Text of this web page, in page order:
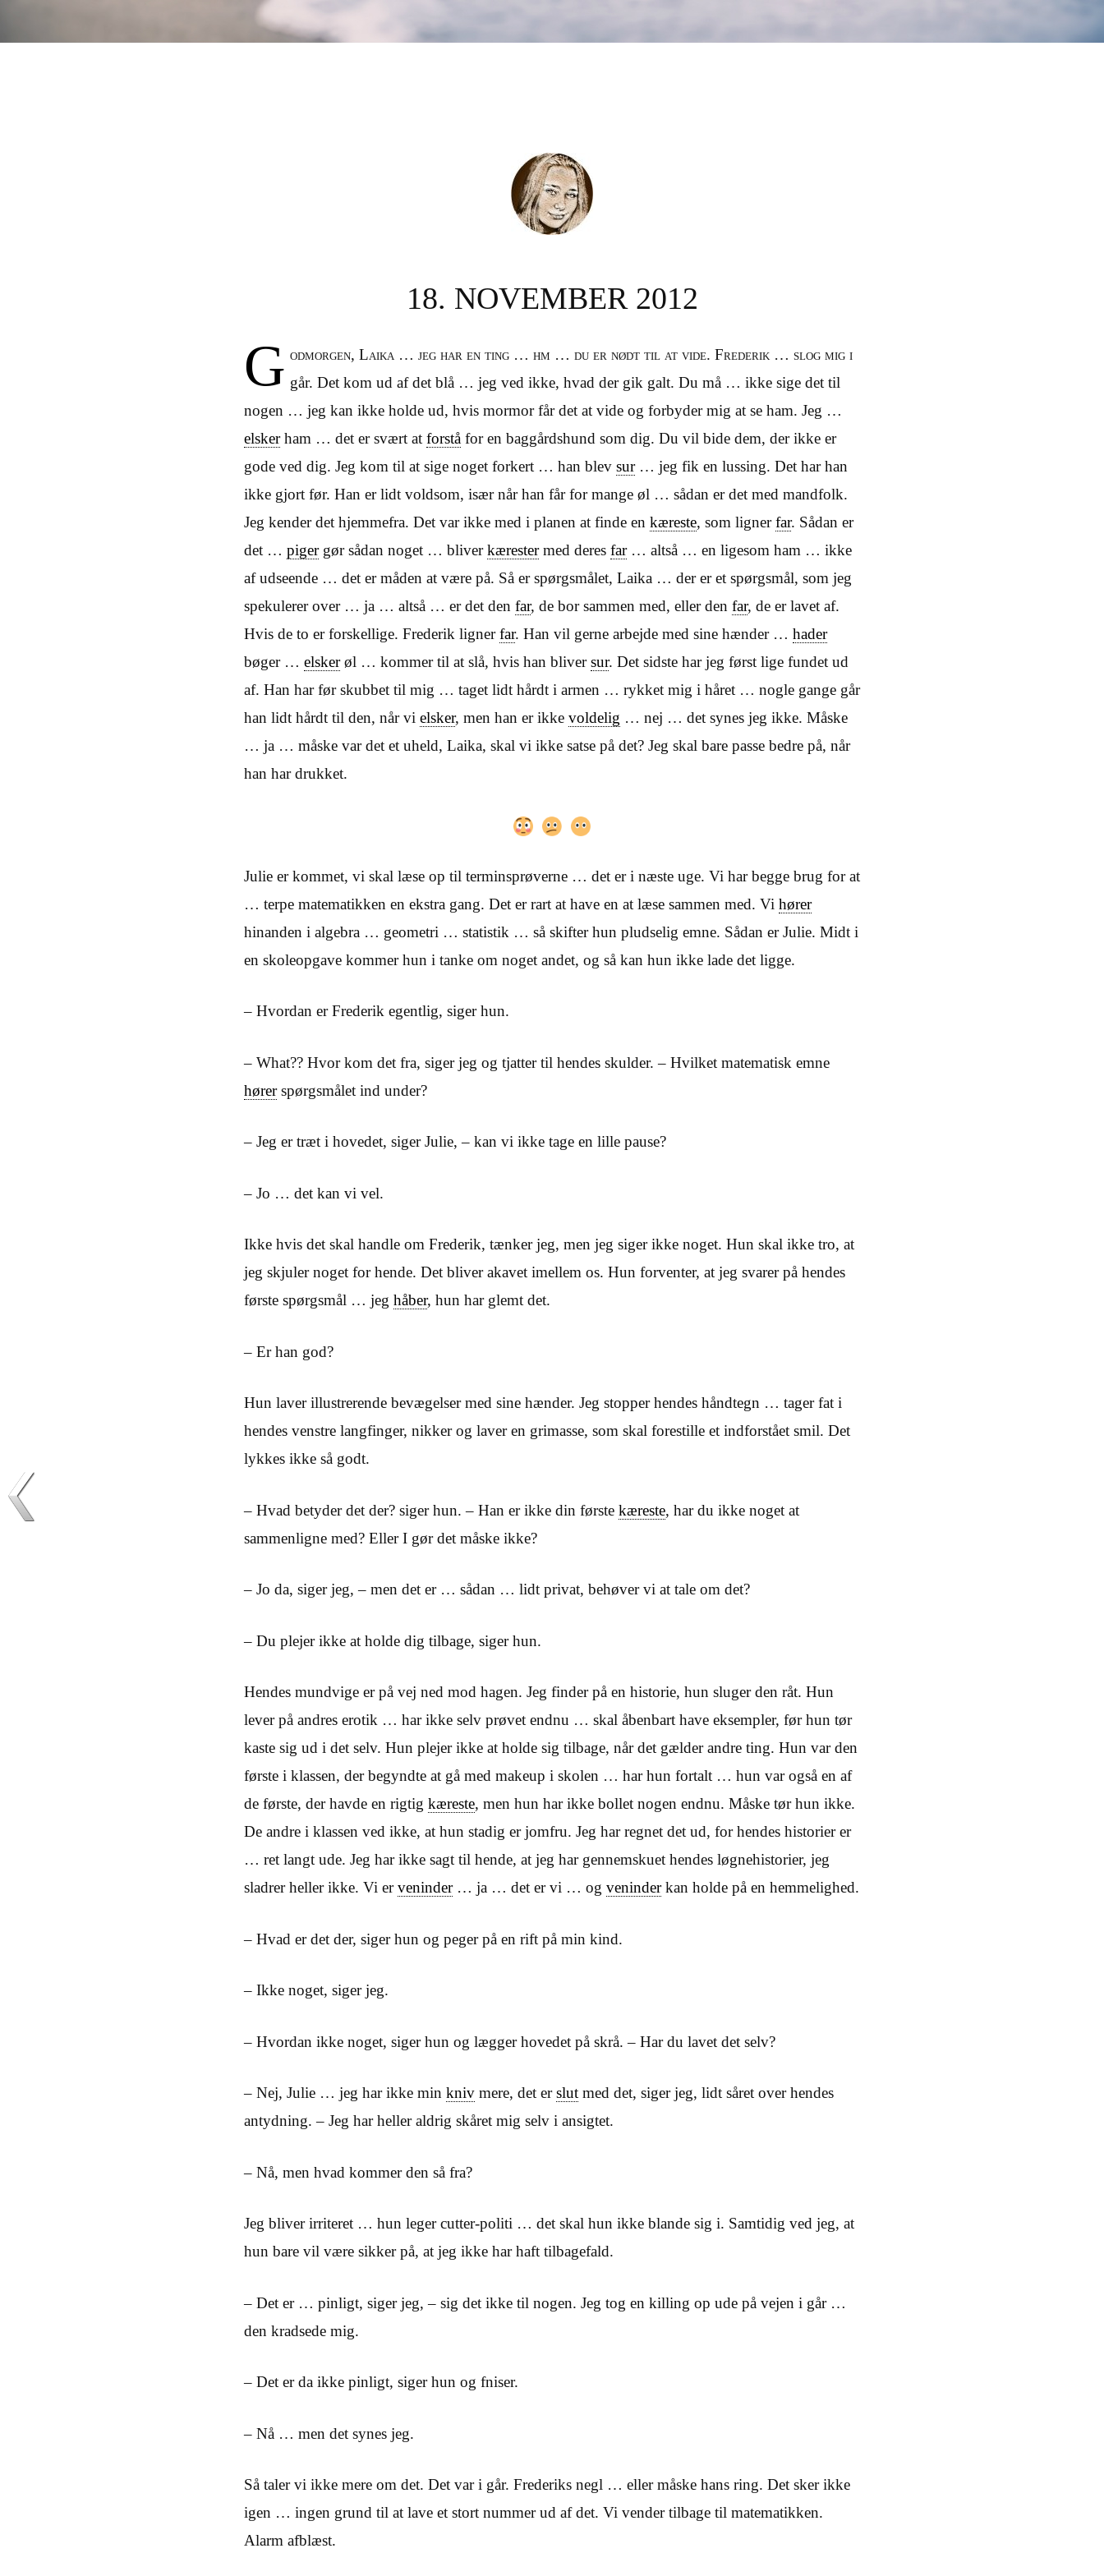
18. NOVEMBER 2012
G odmorgen, Laika … jeg har en ting … hm … du er nødt til at vide. Frederik … slog mig i
går. Det kom ud af det blå … jeg ved ikke, hvad der gik galt. Du må … ikke sige det til
nogen … jeg kan ikke holde ud, hvis mormor får det at vide og forbyder mig at se ham. Jeg …
elskerham … det er svært at forstå for en baggårdshund som dig. Du vil bide dem, der ikke er
gode ved dig. Jeg kom til at sige noget forkert … han blev sur… jeg fik en lussing. Det har han
ikke gjort før. Han er lidt voldsom, især når han får for mange øl … sådan er det med mandfolk.
Jeg kender det hjemmefra. Det var ikke med i planen at finde en kæreste, som lignerfar. Sådan er
det … pigergør sådan noget … bliverkærestermed deres far… altså … en ligesom ham … ikke
af udseende … det er måden at være på. Så er spørgsmålet, Laika … der er et spørgsmål, som jeg
spekulerer over … ja … altså … er det den far, de bor sammen med, eller den far, de er lavet af.
Hvis de to er forskellige. Frederik lignerfar. Han vil gerne arbejde med sine hænder … hader
bøger … elskerøl … kommer til at slå, hvis han bliversur. Det sidste har jeg først lige fundet ud
af. Han har før skubbet til mig … taget lidt hårdt i armen … rykket mig i håret … nogle gange går
han lidt hårdt til den, når vi elsker, men han er ikke voldelig … nej … det synes jeg ikke. Måske
… ja … måske var det et uheld, Laika, skal vi ikke satse på det? Jeg skal bare passe bedre på, når
han har drukket.
Julie er kommet, vi skal læse op til terminsprøverne … det er i næste uge. Vi har begge brug for at
… terpe matematikken en ekstra gang. Det er rart at have en at læse sammen med. Vi hører
hinanden i algebra … geometri … statistik … så skifter hun pludselig emne. Sådan er Julie. Midt i
en skoleopgave kommer hun i tanke om noget andet, og så kan hun ikke lade det ligge.
– Hvordan er Frederik egentlig, siger hun.
– What?? Hvor kom det fra, siger jeg og tjatter til hendes skulder. – Hvilket matematisk emne
hørerspørgsmålet ind under?
– Jeg er træt i hovedet, siger Julie, – kan vi ikke tage en lille pause?
– Jo … det kan vi vel.
Ikke hvis det skal handle om Frederik, tænker jeg, men jeg siger ikke noget. Hun skal ikke tro, at
jeg skjuler noget for hende. Det bliver akavet imellem os. Hun forventer, at jeg svarer på hendes
første spørgsmål … jeg håber, hun har glemt det.
– Er han god?
Hun laver illustrerende bevægelser med sine hænder. Jeg stopper hendes håndtegn … tager fat i
hendes venstre langfinger, nikker og laver en grimasse, som skal forestille et indforstået smil. Det
lykkes ikke så godt.
– Hvad betyder det der? siger hun. – Han er ikke din første kæreste, har du ikke noget at
sammenligne med? Eller I gør det måske ikke?
– Jo da, siger jeg, – men det er … sådan … lidt privat, behøver vi at tale om det?
– Du plejer ikke at holde dig tilbage, siger hun.
Hendes mundvige er på vej ned mod hagen. Jeg finder på en historie, hun sluger den råt. Hun
lever på andres erotik … har ikke selv prøvet endnu … skal åbenbart have eksempler, før hun tør
kaste sig ud i det selv. Hun plejer ikke at holde sig tilbage, når det gælder andre ting. Hun var den
første i klassen, der begyndte at gå med makeup i skolen … har hun fortalt … hun var også en af
de første, der havde en rigtig kæreste, men hun har ikke bollet nogen endnu. Måske tør hun ikke.
De andre i klassen ved ikke, at hun stadig er jomfru. Jeg har regnet det ud, for hendes historier er
… ret langt ude. Jeg har ikke sagt til hende, at jeg har gennemskuet hendes løgnehistorier, jeg
sladrer heller ikke. Vi erveninder… ja … det er vi … og veninderkan holde på en hemmelighed.
– Hvad er det der, siger hun og peger på en rift på min kind.
– Ikke noget, siger jeg.
– Hvordan ikke noget, siger hun og lægger hovedet på skrå. – Har du lavet det selv?
– Nej, Julie … jeg har ikke min kniv mere, det erslut med det, siger jeg, lidt såret over hendes
antydning. – Jeg har heller aldrig skåret mig selv i ansigtet.
– Nå, men hvad kommer den så fra?
Jeg bliver irriteret … hun leger cutter-politi … det skal hun ikke blande sig i. Samtidig ved jeg, at
hun bare vil være sikker på, at jeg ikke har haft tilbagefald.
– Det er … pinligt, siger jeg, – sig det ikke til nogen. Jeg tog en killing op ude på vejen i går …
den kradsede mig.
– Det er da ikke pinligt, siger hun og fniser.
– Nå … men det synes jeg.
Så taler vi ikke mere om det. Det var i går. Frederiks negl … eller måske hans ring. Det sker ikke
igen … ingen grund til at lave et stort nummer ud af det. Vi vender tilbage til matematikken.
Alarm afblæst.